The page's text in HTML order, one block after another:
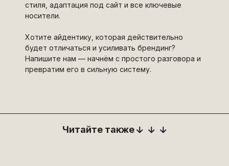
стиля, адаптация под сайт и все ключевые
носители.
Хотите айдентику, которая действительно
будет отличаться и усиливать брендинг?
Напишите нам — начнём с простого разговора и
превратим его в сильную систему.
Читайте также